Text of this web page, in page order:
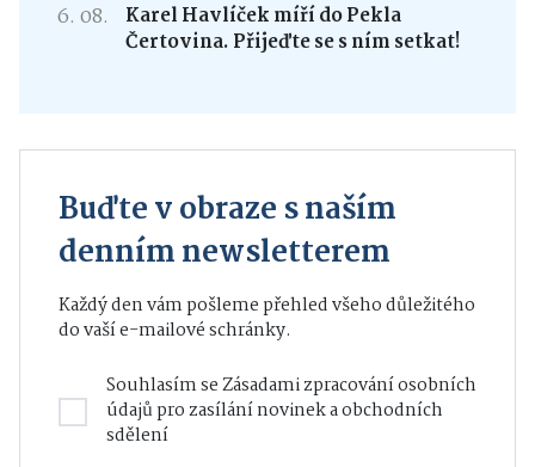
6. 08.
Karel Havlíček míří do Pekla
Čertovina. Přijeďte se s ním setkat!
Buďte v obraze s naším
denním newsletterem
Každý den vám pošleme přehled všeho důležitého
do vaší e-mailové schránky.
Souhlasím seZásadami zpracování osobních
údajůpro zasílání novinek a obchodních
sdělení